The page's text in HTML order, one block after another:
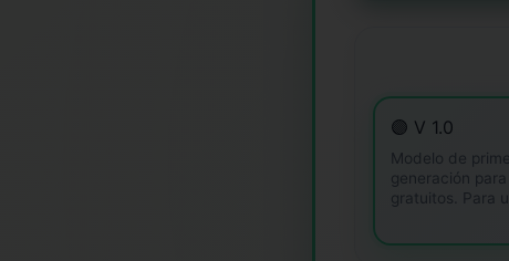
🟣 V 1.0
Modelo de
generación
gratuitos. Para